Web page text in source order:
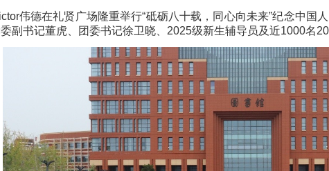
伟德在礼贤广场隆重举行“砥砺八十载，同心向未来”纪念中国
副书记董虎、团委书记徐卫晓、2025级新生辅导员及近1000名